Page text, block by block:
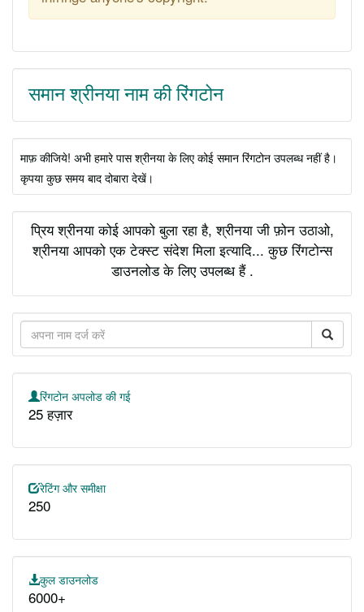
समान श्रीनया नाम की रिंगटोन
माफ़ कीजिये! अभी हमारे पास श्रीनया के लिए कोई समान रिंगटोन उपलब्ध नहीं है।
कृपया कुछ समय बाद दोबारा देखें।
प्रिय श्रीनया कोई आपको बुला रहा है, श्रीनया जी फ़ोन उठाओ,
श्रीनया आपको एक टेक्स्ट संदेश मिला इत्यादि... कुछ रिंगटोन्स
डाउनलोड के लिए उपलब्ध हैं .
रिंगटोन अपलोड की गई
25 हज़ार
रेटिंग और समीक्षा
250
कुल डाउनलोड
6000+